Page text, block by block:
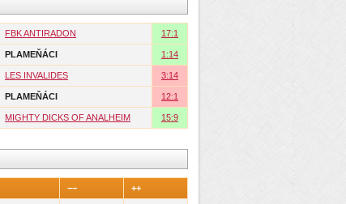
FBK ANTIRADON 17:1
PLAMEŇÁCI 1:14
LES INVALIDES 3:14
PLAMEŇÁCI 12:1
MIGHTY DICKS OF ANALHEIM 15:9
−− ++